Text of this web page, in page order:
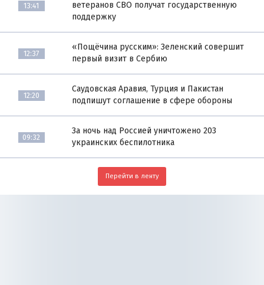
13:41
ветеранов СВО получат государственную
поддержку
12:37
«Пощёчина русским»: Зеленский совершит
первый визит в Сербию
12:20
Саудовская Аравия, Турция и Пакистан
подпишут соглашение в сфере обороны
09:32
За ночь над Россией уничтожено 203
украинских беспилотника
Перейти в ленту